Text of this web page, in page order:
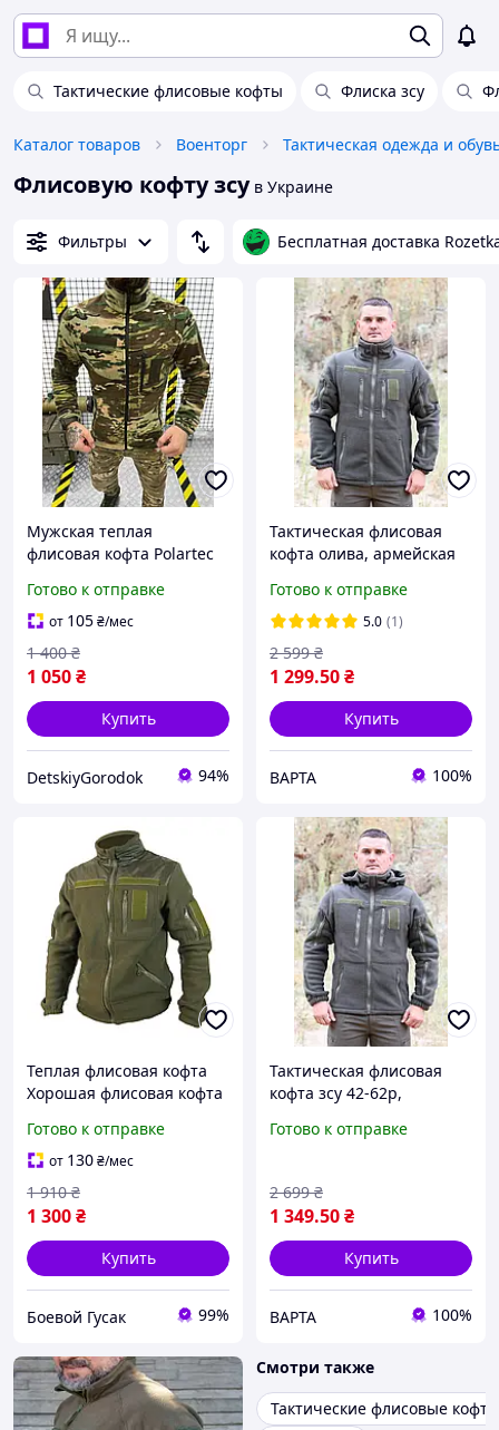
Тактические флисовые кофты Флиска зсу
Каталог товаров Военторг Тактическая одежда и
Флисовую кофту зсув Украине
Фильтры Бесплатная доставка
Мужская теплая
флисовая кофта Polartec
боевая кофта флиска
мультикам. Мужская
флиска
Готово к отправке
от 105₴/мес
1 050₴
1 400 ₴
Купить
DetskiyGorodok 94%
Тактическая флисовая
кофта олива, армейская
военная флисовая кофта
олива зсу
Готово к отправке
5.0 (1)
1 299.50₴
2 599 ₴
Купить
ВАРТА 100%
Теплая флисовая кофта
Хорошая флисовая кофта
флисовая кофта зсу хаки
Готово к отправке
от 130₴/мес
1 300₴
1 910 ₴
Купить
Боевой Гусак 99%
Тактическая флисовая
кофта зсу 42-62р,
капюшоном, теплая
Готово к отправке
1 349.50₴
2 699 ₴
Купить
ВАРТА 100%
Смотри также
Тактические флисовые кофты